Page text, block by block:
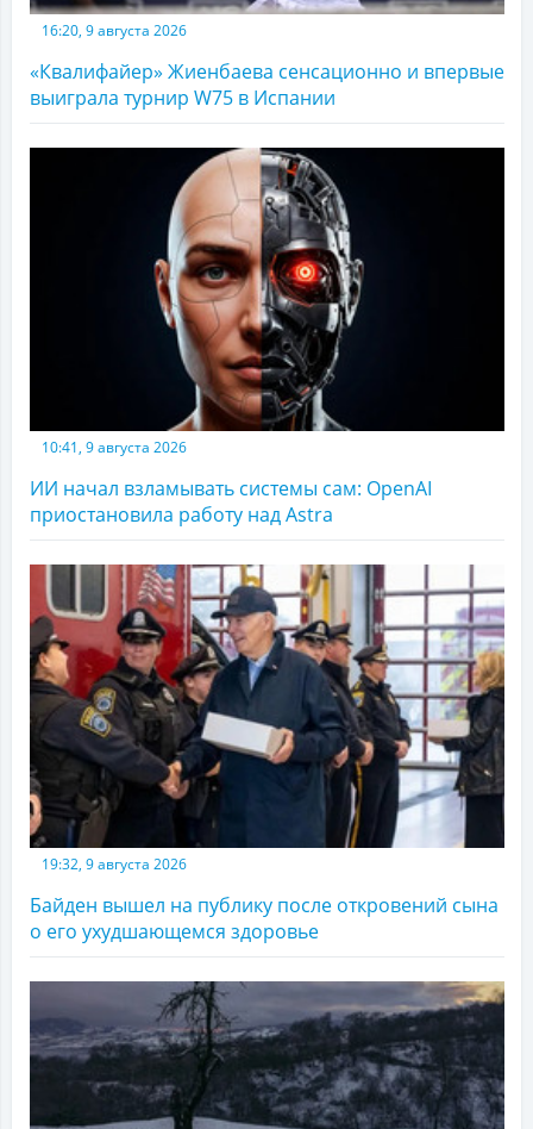
16:20, 9 августа 2026
«Квалифайер» Жиенбаева сенсационно и впервые
выиграла турнир W75 в Испании
10:41, 9 августа 2026
ИИ начал взламывать системы сам: OpenAI
приостановила работу над Astra
19:32, 9 августа 2026
Байден вышел на публику после откровений сына
о его ухудшающемся здоровье